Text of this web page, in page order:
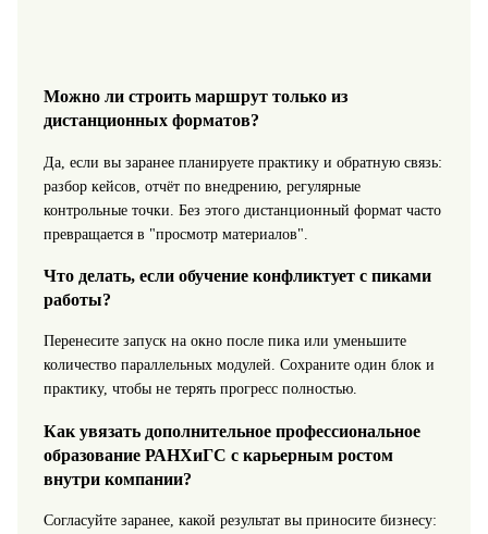
Можно ли строить маршрут только из
дистанционных форматов?
Да, если вы заранее планируете практику и обратную связь:
разбор кейсов, отчёт по внедрению, регулярные
контрольные точки. Без этого дистанционный формат часто
превращается в "просмотр материалов".
Что делать, если обучение конфликтует с пиками
работы?
Перенесите запуск на окно после пика или уменьшите
количество параллельных модулей. Сохраните один блок и
практику, чтобы не терять прогресс полностью.
Как увязать дополнительное профессиональное
образование РАНХиГС с карьерным ростом
внутри компании?
Согласуйте заранее, какой результат вы приносите бизнесу: